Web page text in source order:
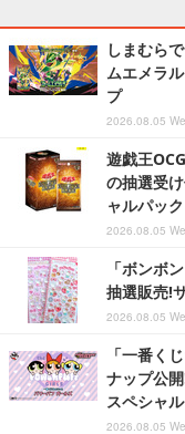
しまむら
ムエメラ
プ
2026.08.05
遊戯王
の抽選受
ャルパック
2026.08.05
「ボンボ
抽選販売!
2026.08.05
「一番く
ナップ公
スペシャ
2026.08.05